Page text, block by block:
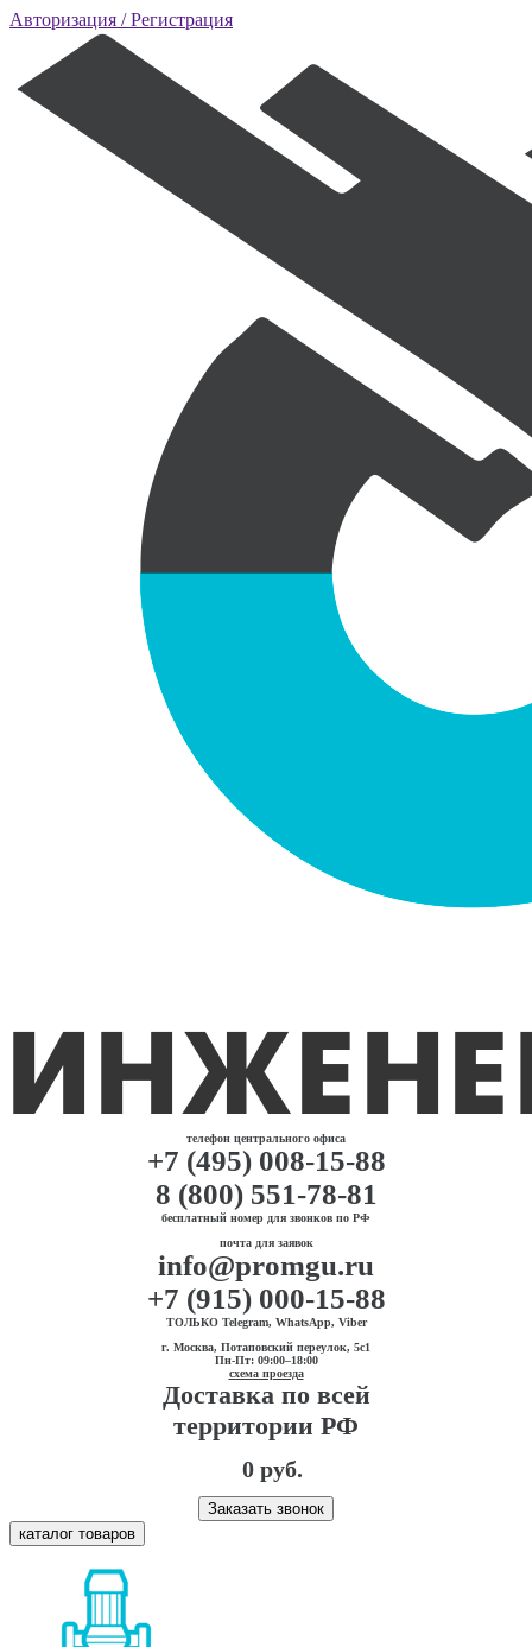
Авторизация / Регистрация
телефон центрального офиса
+7 (495) 008-15-88
8 (800) 551-78-81
бесплатный номер для звонков по РФ
почта для заявок
info@promgu.ru
+7 (915) 000-15-88
ТОЛЬКО Telegram, WhatsApp, Viber
г. Москва, Потаповский переулок, 5с1
Пн-Пт: 09:00–18:00
схема проезда
Доставка по всей
территории РФ
0 руб.
Заказать звонок
каталог товаров